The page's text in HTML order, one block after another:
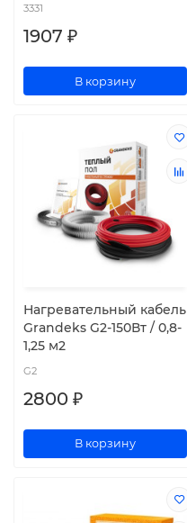
3331
1907 ₽
В корзину
Нагревательный кабель
Grandeks G2-150Вт / 0,8-
1,25 м2
G2
2800 ₽
В корзину